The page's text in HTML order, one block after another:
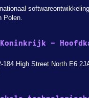
Polen.
-
184 High Street North E6